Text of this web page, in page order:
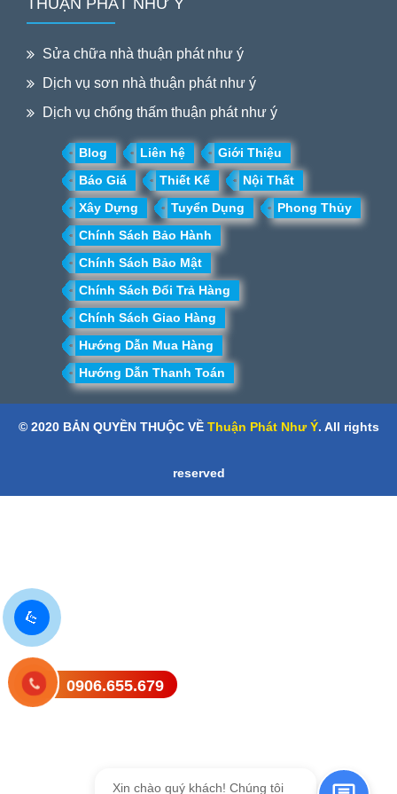
Sửa chữa nhà thuận phát như ý
Dịch vụ sơn nhà thuận phát như ý
Dịch vụ chống thấm thuận phát như ý
Blog Liên hệ
Giới Thiệu
Báo Giá
Thiết Kế
Nội Thất
Xây Dựng
Tuyển Dụng
Phong Thủy
Chính Sách Bảo Hành
Chính Sách Bảo Mật
Chính Sách Đổi Trả Hàng
Chính Sách Giao Hàng
Hướng Dẫn Mua Hàng
Hướng Dẫn Thanh Toán
0906.655.679
Xin chào quý khách! Chúng tôi
© 2020 BẢN QUYỀN THUỘC VỀ Thuận Phát Như Ý. All rights
reserved